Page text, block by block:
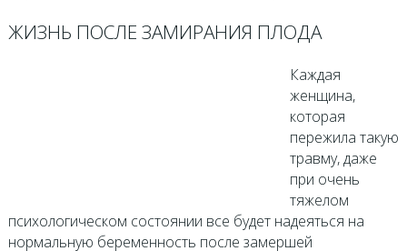
ЖИЗНЬ ПОСЛЕ ЗАМИРАНИЯ ПЛОДА
Каждая
женщина,
которая
пережила такую
травму, даже
при очень
тяжелом
психологическом состоянии все будет надеяться на
нормальную беременность после замершей